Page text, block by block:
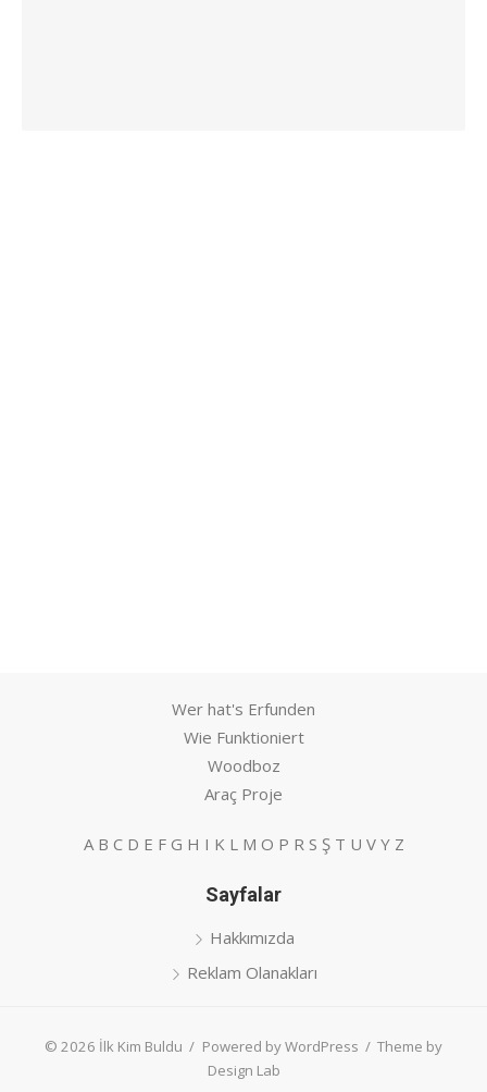
Wer hat's Erfunden
Wie Funktioniert
Woodboz
Araç Proje
A B C D E F G H I K L M O P R S Ş T U V Y Z
Sayfalar
Hakkımızda
Reklam Olanakları
© 2026 İlk Kim Buldu / Powered by WordPress / Theme by
Design Lab